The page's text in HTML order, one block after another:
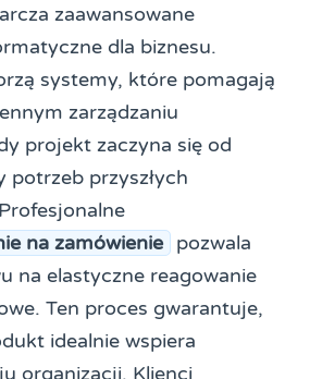
zaawansowane
dla biznesu.
systemy, które pomagają
zarządzaniu
projekt zaczyna się od
potrzeb przyszłych
na zamówienie pozwala
na elastyczne reagowanie
Ten proces gwarantuje,
idealnie wspiera
organizacji. Klienci